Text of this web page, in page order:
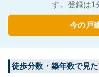
す。登録は1
今の戸
徒歩分数・築年数で見